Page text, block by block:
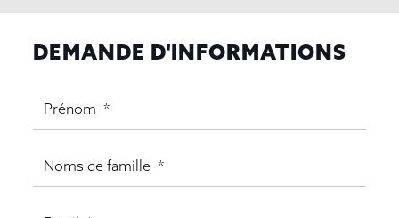
DEMANDE D'INFORMATIONS